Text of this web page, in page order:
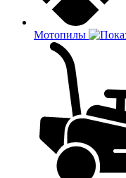
Мотопилы